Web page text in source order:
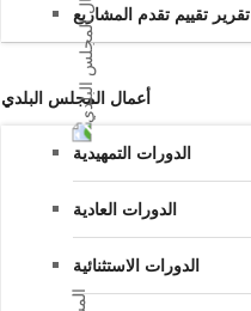
تقرير تقييم تقدم المشاريع
أعمال المجلس البلدي
الدورات التمهيدية
الدورات العادية
الدورات الاستثنائية